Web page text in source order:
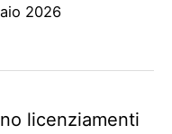
2026
licenziamenti